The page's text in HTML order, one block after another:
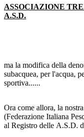
ASSOCIAZIONE
A.S.D.
ma la modifica della
subacquea, per l'acqua,
sportiva......
Ora come allora, la
(Federazione Italiana
al Registro delle A.S.D.